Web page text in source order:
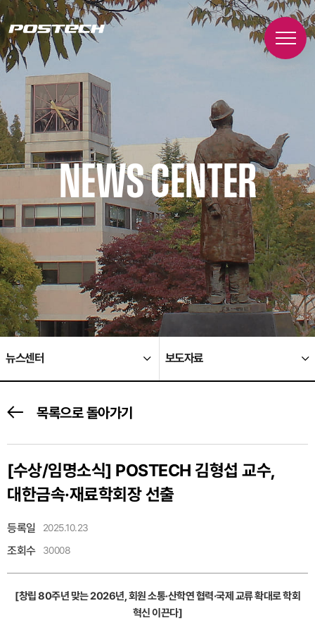
NEWS CENTER
뉴스센터 보도자료
목록으로 돌아가기
[수상/임명소식] POSTECH 김형섭 교수,
대한금속·재료학회장 선출
등록일 2025.10.23
조회수 30008
[창립 80주년 맞는 2026년, 회원 소통·산학연 협력·국제 교류 확대로 학회
혁신 이끈다]